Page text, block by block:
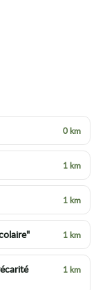
0 km
1 km
1 km
1 km
1 km